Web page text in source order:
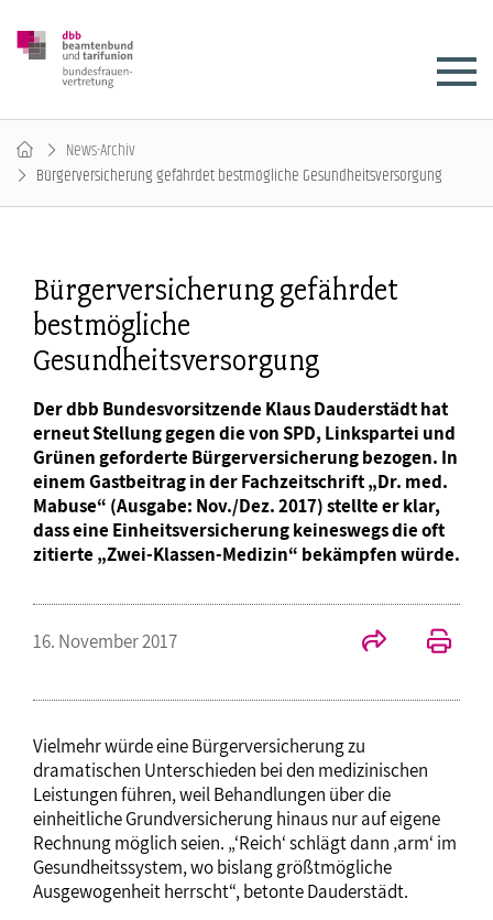
News-Archiv
Bürgerversicherung gefährdet bestmögliche Gesundheitsversorgung
Bürgerversicherung gefährdet
bestmögliche
Gesundheitsversorgung
Der dbb Bundesvorsitzende Klaus Dauderstädt hat
erneut Stellung gegen die von SPD, Linkspartei und
Grünen geforderte Bürgerversicherung bezogen. In
einem Gastbeitrag in der Fachzeitschrift „Dr. med.
Mabuse“ (Ausgabe: Nov./Dez. 2017) stellte er klar,
dass eine Einheitsversicherung keineswegs die oft
zitierte „Zwei-Klassen-Medizin“ bekämpfen würde.
16. November 2017
Vielmehr würde eine Bürgerversicherung zu
dramatischen Unterschieden bei den medizinischen
Leistungen führen, weil Behandlungen über die
einheitliche Grundversicherung hinaus nur auf eigene
Rechnung möglich seien. „‘Reich‘ schlägt dann ‚arm‘ im
Gesundheitssystem, wo bislang größtmögliche
Ausgewogenheit herrscht“, betonte Dauderstädt.